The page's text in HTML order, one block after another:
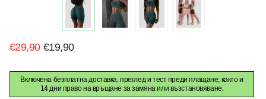
€29,90 €19,90
Включена безплатна доставка, преглед и тест преди плащане, както и
14 дни право на връщане за замяна или възстановяване.